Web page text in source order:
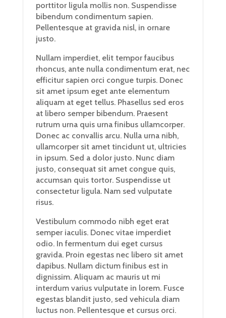
porttitor ligula mollis non. Suspendisse
bibendum condimentum sapien.
Pellentesque at gravida nisl, in ornare
justo.
Nullam imperdiet, elit tempor faucibus
rhoncus, ante nulla condimentum erat, nec
efficitur sapien orci congue turpis. Donec
sit amet ipsum eget ante elementum
aliquam at eget tellus. Phasellus sed eros
at libero semper bibendum. Praesent
rutrum urna quis urna finibus ullamcorper.
Donec ac convallis arcu. Nulla urna nibh,
ullamcorper sit amet tincidunt ut, ultricies
in ipsum. Sed a dolor justo. Nunc diam
justo, consequat sit amet congue quis,
accumsan quis tortor. Suspendisse ut
consectetur ligula. Nam sed vulputate
risus.
Vestibulum commodo nibh eget erat
semper iaculis. Donec vitae imperdiet
odio. In fermentum dui eget cursus
gravida. Proin egestas nec libero sit amet
dapibus. Nullam dictum finibus est in
dignissim. Aliquam ac mauris ut mi
interdum varius vulputate in lorem. Fusce
egestas blandit justo, sed vehicula diam
luctus non. Pellentesque et cursus orci.